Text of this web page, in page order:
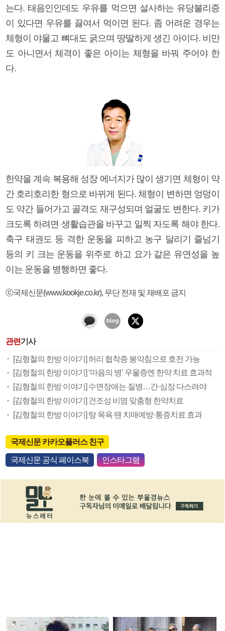
는다. 태음인인데도 우유를 먹으면 설사하는 유당불리증
이 있다면 우유를 끓여서 먹이면 된다. 좀 어려운 경우는
체형이 야물고 뼈대도 굵으며 땅딸하게 생긴 아이다. 비만
도 아니면서 체격이 좋은 아이는 체형을 바꿔 주어야 한
다.
한약을 계속 복용해 성장 에너지가 많이 생기면 체형이 약
간 호리호리한 형으로 바뀌게 된다. 체형이 변하면 엉덩이
도 약간 들어가고 골격도 재구성되며 얼굴도 변한다. 키가
크도록 하려면 생활습관을 바꾸고 일찍 자도록 해야 한다.
축구 태권도 등 격한 운동을 피하고 농구 달리기 줄넘기
등의 키 크는 운동을 위주로 하고 요가 같은 유연성을 높
이는 운동을 병행하면 좋다.
ⓒ국제신문(www.kookje.co.kr), 무단 전재 및 재배포 금지
관련기사
[김형철의 한방 이야기] 허리 협착증 봉약침으로 호전 가능
[김형철의 한방 이야기] ‘마음의 병’ 우울증엔 한약 치료 효과적
[김형철의 한방 이야기] 수면장애는 질병…간·심장 다스려야
[김형철의 한방 이야기] 건조성 비염 맞춤형 한약치료
[김형철의 한방 이야기] 탕 목욕 땐 치매예방·통증치료 효과
국제신문 카카오플러스 친구
국제신문 공식 페이스북 인스타그램